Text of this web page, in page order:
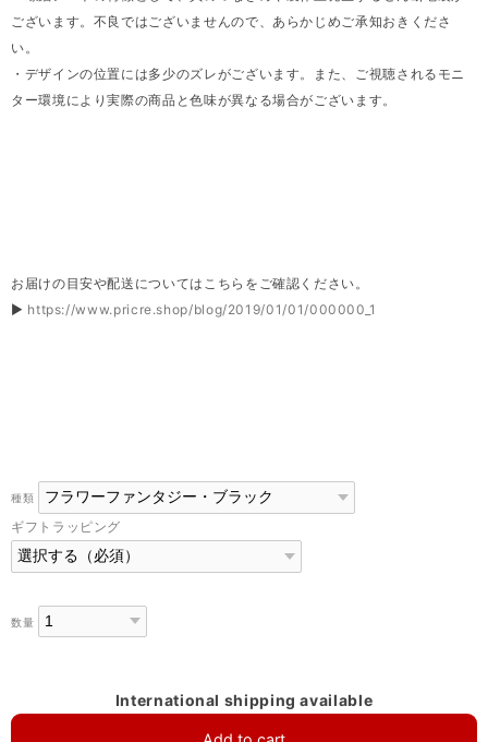
ございます。不良ではございませんので、あらかじめご承知おきくださ
い。
・デザインの位置には多少のズレがございます。また、ご視聴されるモニ
ター環境により実際の商品と色味が異なる場合がございます。
お届けの目安や配送についてはこちらをご確認ください。
▶ https://www.pricre.shop/blog/2019/01/01/000000_1
種類
ギフトラッピング
数量
International shipping available